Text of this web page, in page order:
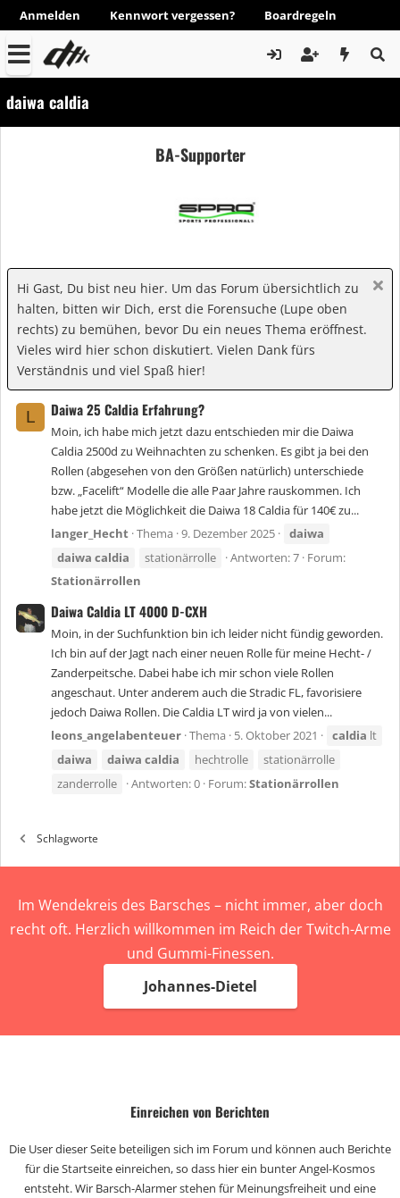
Anmelden Kennwort vergessen? Boardregeln
daiwa caldia
BA-Supporter
Hi Gast, Du bist neu hier. Um das Forum übersichtlich zu
halten, bitten wir Dich, erst die Forensuche (Lupe oben
rechts) zu bemühen, bevor Du ein neues Thema eröffnest.
Vieles wird hier schon diskutiert. Vielen Dank fürs
Verständnis und viel Spaß hier!
L Daiwa 25 Caldia Erfahrung?
Moin, ich habe mich jetzt dazu entschieden mir die Daiwa
Caldia 2500d zu Weihnachten zu schenken. Es gibt ja bei den
Rollen (abgesehen von den Größen natürlich) unterschiede
bzw. „Facelift“ Modelle die alle Paar Jahre rauskommen. Ich
habe jetzt die Möglichkeit die Daiwa 18 Caldia für 140€ zu...
langer_Hecht Thema 9. Dezember 2025
daiwa
daiwa caldia stationärrolle Antworten: 7 Forum:
Stationärrollen
Daiwa Caldia LT 4000 D-CXH
Moin, in der Suchfunktion bin ich leider nicht fündig geworden.
Ich bin auf der Jagt nach einer neuen Rolle für meine Hecht- /
Zanderpeitsche. Dabei habe ich mir schon viele Rollen
angeschaut. Unter anderem auch die Stradic FL, favorisiere
jedoch Daiwa Rollen. Die Caldia LT wird ja von vielen...
leons_angelabenteuer Thema 5. Oktober 2021 caldia lt
daiwa
daiwa caldia hechtrolle
stationärrolle
zanderrolle
Antworten: 0 Forum:Stationärrollen
Schlagworte
Im Wendekreis des Barsches – nicht immer, aber doch
recht oft. Herzlich willkommen im Reich der Twitch-Arme
und Gummi-Finessen.
Johannes-Dietel
Einreichen von Berichten
Die User dieser Seite beteiligen sich im Forum und können auch Berichte
für die Startseite einreichen, so dass hier ein bunter Angel-Kosmos
entsteht. Wir Barsch-Alarmer stehen für Meinungsfreiheit und eine